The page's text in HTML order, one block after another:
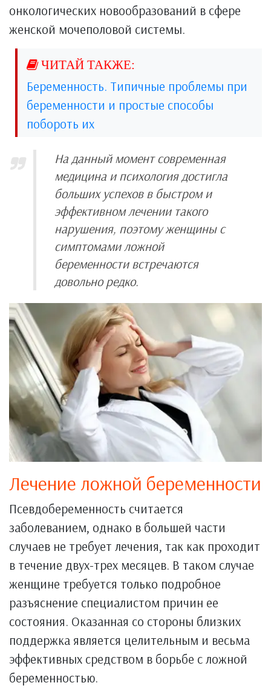
онкологических новообразований в сфере
женской мочеполовой системы.
Беременность. Типичные проблемы при
беременности и простые способы
побороть их
На данный момент современная
медицина и психология достигла
больших успехов в быстром и
эффективном лечении такого
нарушения, поэтому женщины с
симптомами ложной
беременности встречаются
довольно редко.
Лечение ложной беременности
Псевдобеременность считается
заболеванием, однако в большей части
случаев не требует лечения, так как проходит
в течение двух-трех месяцев. В таком случае
женщине требуется только подробное
разъяснение специалистом причин ее
состояния. Оказанная со стороны близких
поддержка является целительным и весьма
эффективных средством в борьбе с ложной
беременностью.